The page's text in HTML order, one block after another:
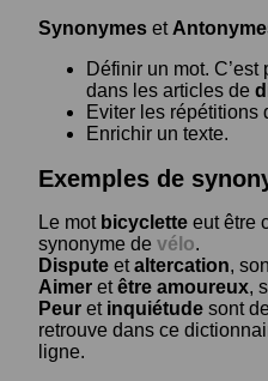
Synonymes et
Définir un mot.
dans les articles de
Eviter les répétitions
Enrichir un texte.
Exemples de
Le mot bicyclette eut être
synonyme de vélo.
Dispute etaltercation,
Aimer etêtre amoureux,
Peur et inquiétude sont
retrouve dans ce
ligne.